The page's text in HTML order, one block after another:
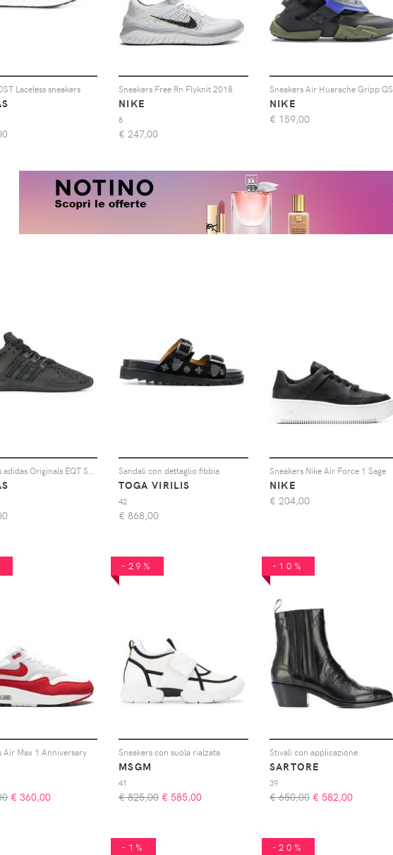
Laceless sneakers Sneakers Free Rn Flyknit 2018
NIKE
8
€ 247,00
Sneakers Air Huarache Gripp QS
NIKE
€ 159,00
Sandali con dettaglio fibbia
TOGA VIRILIS
42
€ 868,00
Sneakers Nike Air Force 1 Sage
NIKE
€ 204,00
Air Max 1 Anniversary
€ 360,00
-29%
Sneakers con suola rialzata
MSGM
41
€ 825,00 € 585,00
-10%
Stivali con applicazione
SARTORE
39
€ 650,00 € 582,00
-1% -20%